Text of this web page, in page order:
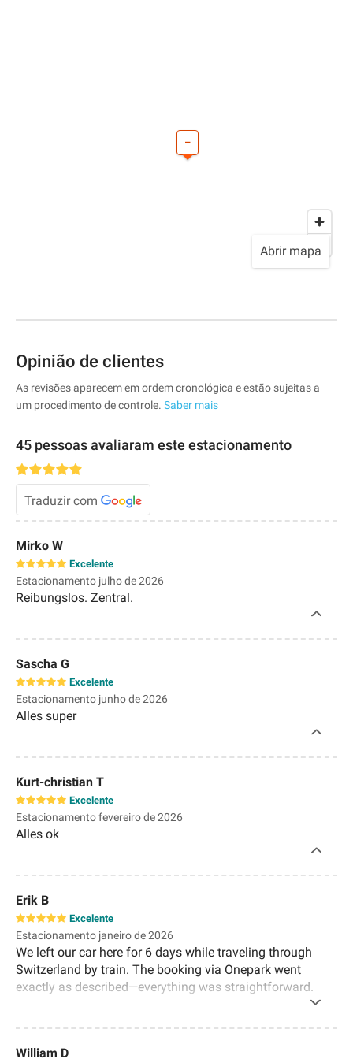
–
Abrir mapa
Opinião de clientes
As revisões aparecem em ordem cronológica e estão sujeitas a
um procedimento de controle. Saber mais
45 pessoas avaliaram este estacionamento
Traduzir com
Mirko W
Excelente
Estacionamento julho de 2026
Reibungslos. Zentral.
Sascha G
Excelente
Estacionamento junho de 2026
Alles super
Kurt-christian T
Excelente
Estacionamento fevereiro de 2026
Alles ok
Erik B
Excelente
Estacionamento janeiro de 2026
We left our car here for 6 days while traveling through
Switzerland by train. The booking via Onepark went
exactly as described—everything was straightforward.
The parking garage is covered, there are plenty of spaces,
tram is right in front of the parking garage, and it's about
William D